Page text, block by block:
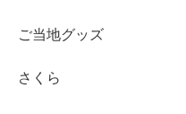
ご当地グッズ
さくら